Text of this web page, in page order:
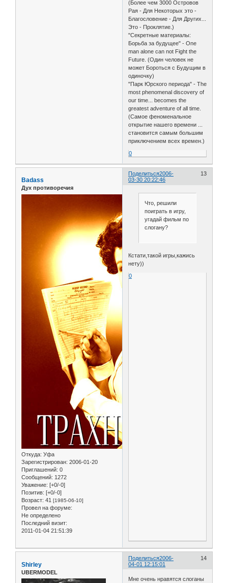
(Более чем 3000 Островов
Рая - Для Некоторых это -
Благословение - Для Других...
Это - Проклятие.)
"Секретные материалы:
Борьба за будущее" - One
man alone can not Fight the
Future. (Один человек не
может Бороться с Будущим в
одиночку)
"Парк Юрского периода" - The
most phenomenal discovery of
our time... becomes the
greatest adventure of all time.
(Самое феноменальное
открытие нашего времени ...
становится самым большим
приключением всех времен.)
0
Поделиться 13
2006-
03-30 20:22:46
Badass
Дух противоречия
Откуда: Уфа
Зарегистрирован: 2006-01-20
Приглашений: 0
Сообщений: 1272
Уважение: [+0/-0]
Позитив: [+0/-0]
Возраст: 41 [1985-06-10]
Провел на форуме:
Не определено
Последний визит:
2011-01-04 21:51:39
Что, решили
поиграть в игру,
угадай фильм по
слогану?
Кстати,такой игры,кажись
нету))
0
Поделиться 14
2006-
04-01 12:15:01
Shirley
UBERMODEL
Мне очень нравятся слоганы